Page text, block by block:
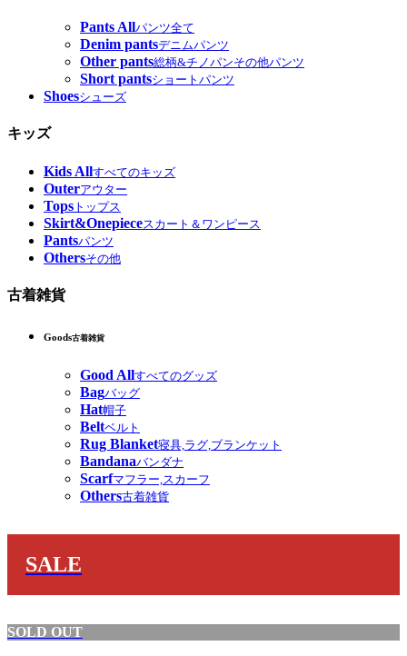
Pants Allパンツ全て
Denim pantsデニムパンツ
Other pants総柄&チノパンその他パンツ
Short pantsショートパンツ
Shoesシューズ
キッズ
Kids Allすべてのキッズ
Outerアウター
Tops トップス
Skirt&Onepieceスカート＆ワンピース
Pantsパンツ
Othersその他
古着雑貨
Goods古着雑貨
Good Allすべてのグッズ
Bagバッグ
Hat帽子
Beltベルト
Rug Blanket寝具,ラグ,ブランケット
Bandanaバンダナ
Scarfマフラー,スカーフ
Others古着雑貨
SALE
SOLD OUT